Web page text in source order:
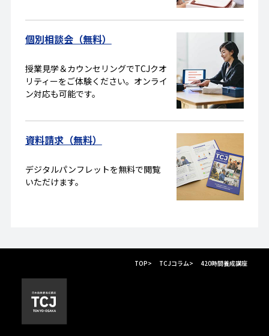
個別相談会（無料）
授業見学＆カウンセリングでTCJクオ
リティーをご体験ください。オンライ
ン対応も可能です。
資料請求（無料）
デジタルパンフレットを無料で閲覧
いただけます。
TOP> TCJコラム> 420時間養成講座